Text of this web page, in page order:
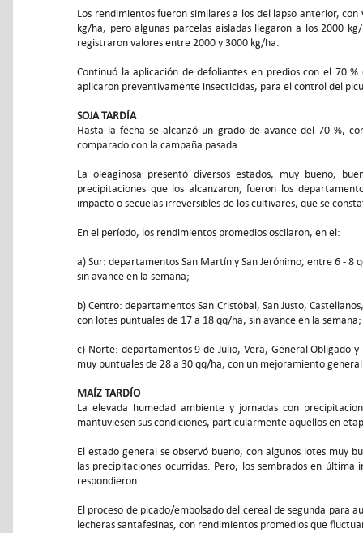
Los rendimientos fueron similares a los del lapso anterior,
kg/ha, pero algunas parcelas aisladas llegaron a los 2000
registraron valores entre 2000 y 3000 kg/ha.
Continuó la aplicación de defoliantes en predios con el 70
aplicaron preventivamente insecticidas, para el control del
SOJA TARDÍA
Hasta la fecha se alcanzó un grado de avance del 70 %,
comparado con la campaña pasada.
La oleaginosa presentó diversos estados, muy bueno,
precipitaciones que los alcanzaron, fueron los
impacto o secuelas irreversibles de los cultivares, que se
En el período, los rendimientos promedios oscilaron, en el:
a) Sur: departamentos San Martín y San Jerónimo, entre 6 -
sin avance en la semana;
b) Centro: departamentos San Cristóbal, San Justo,
con lotes puntuales de 17 a 18 qq/ha, sin avance en la semana;
c) Norte: departamentos 9 de Julio, Vera, General Obligado
muy puntuales de 28 a 30 qq/ha, con un mejoramiento
MAÍZ TARDÍO
La elevada humedad ambiente y jornadas con
mantuviesen sus condiciones, particularmente aquellos en
El estado general se observó bueno, con algunos lotes muy
las precipitaciones ocurridas. Pero, los sembrados en
respondieron.
El proceso de picado/embolsado del cereal de segunda para
lecheras santafesinas, con rendimientos promedios que